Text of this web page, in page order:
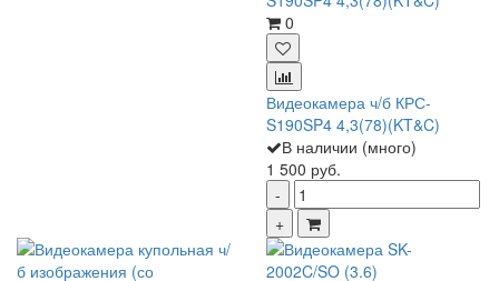
0
Видеокамера ч/б КРС-
S190SP4 4,3(78)(KT&C)
В наличии (много)
1 500 руб.